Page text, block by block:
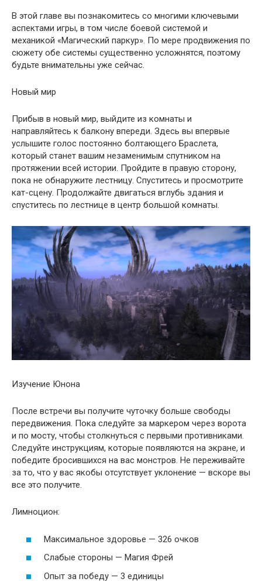
В этой главе вы познакомитесь со многими ключевыми
аспектами игры, в том числе боевой системой и
механикой «Магический паркур». По мере продвижения по
сюжету обе системы существенно усложнятся, поэтому
будьте внимательны уже сейчас.
Новый мир
Прибыв в новый мир, выйдите из комнаты и
направляйтесь к балкону впереди. Здесь вы впервые
услышите голос постоянно болтающего Браслета,
который станет вашим незаменимым спутником на
протяжении всей истории. Пройдите в правую сторону,
пока не обнаружите лестницу. Спуститесь и просмотрите
кат-сцену. Продолжайте двигаться вглубь здания и
спуститесь по лестнице в центр большой комнаты.
Изучение Юнона
После встречи вы получите чуточку больше свободы
передвижения. Пока следуйте за маркером через ворота
и по мосту, чтобы столкнуться с первыми противниками.
Следуйте инструкциям, которые появляются на экране, и
победите бросившихся на вас монстров. Не переживайте
за то, что у вас якобы отсутствует уклонение — вскоре вы
все это получите.
Лимноцион:
Максимальное здоровье — 326 очков
Слабые стороны — Магия Фрей
Опыт за победу — 3 единицы